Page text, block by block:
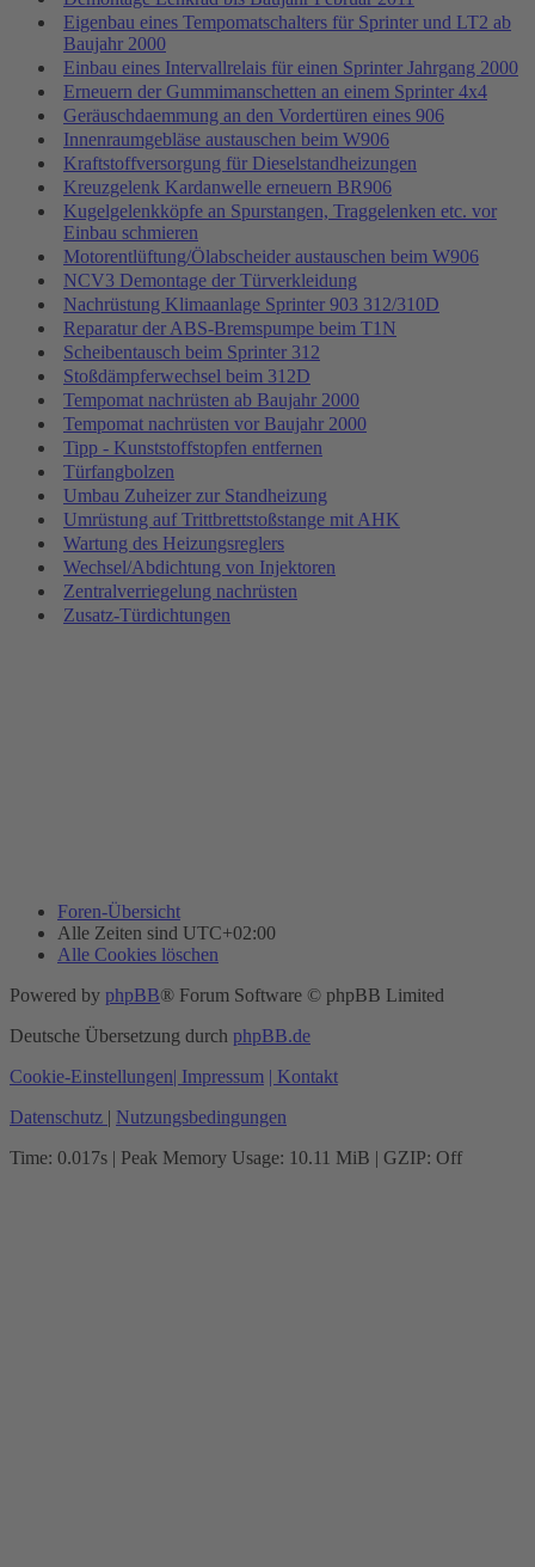
Eigenbau eines Tempomatschalters für Sprinter und LT2 ab
Baujahr 2000
Einbau eines Intervallrelais für einen Sprinter Jahrgang 2000
Erneuern der Gummimanschetten an einem Sprinter 4x4
Geräuschdaemmung an den Vordertüren eines 906
Innenraumgebläse austauschen beim W906
Kraftstoffversorgung für Dieselstandheizungen
Kreuzgelenk Kardanwelle erneuern BR906
Kugelgelenkköpfe an Spurstangen, Traggelenken etc. vor
Einbau schmieren
Motorentlüftung/Ölabscheider austauschen beim W906
NCV3 Demontage der Türverkleidung
Nachrüstung Klimaanlage Sprinter 903 312/310D
Reparatur der ABS-Bremspumpe beim T1N
Scheibentausch beim Sprinter 312
Stoßdämpferwechsel beim 312D
Tempomat nachrüsten ab Baujahr 2000
Tempomat nachrüsten vor Baujahr 2000
Tipp - Kunststoffstopfen entfernen
Türfangbolzen
Umbau Zuheizer zur Standheizung
Umrüstung auf Trittbrettstoßstange mit AHK
Wartung des Heizungsreglers
Wechsel/Abdichtung von Injektoren
Zentralverriegelung nachrüsten
Zusatz-Türdichtungen
Foren-Übersicht
Alle Zeiten sind UTC+02:00
Alle Cookies löschen
Powered by phpBB® Forum Software © phpBB Limited
Deutsche Übersetzung durch phpBB.de
Cookie-Einstellungen| Impressum | Kontakt
Datenschutz | Nutzungsbedingungen
Time: 0.017s | Peak Memory Usage: 10.11 MiB | GZIP: Off